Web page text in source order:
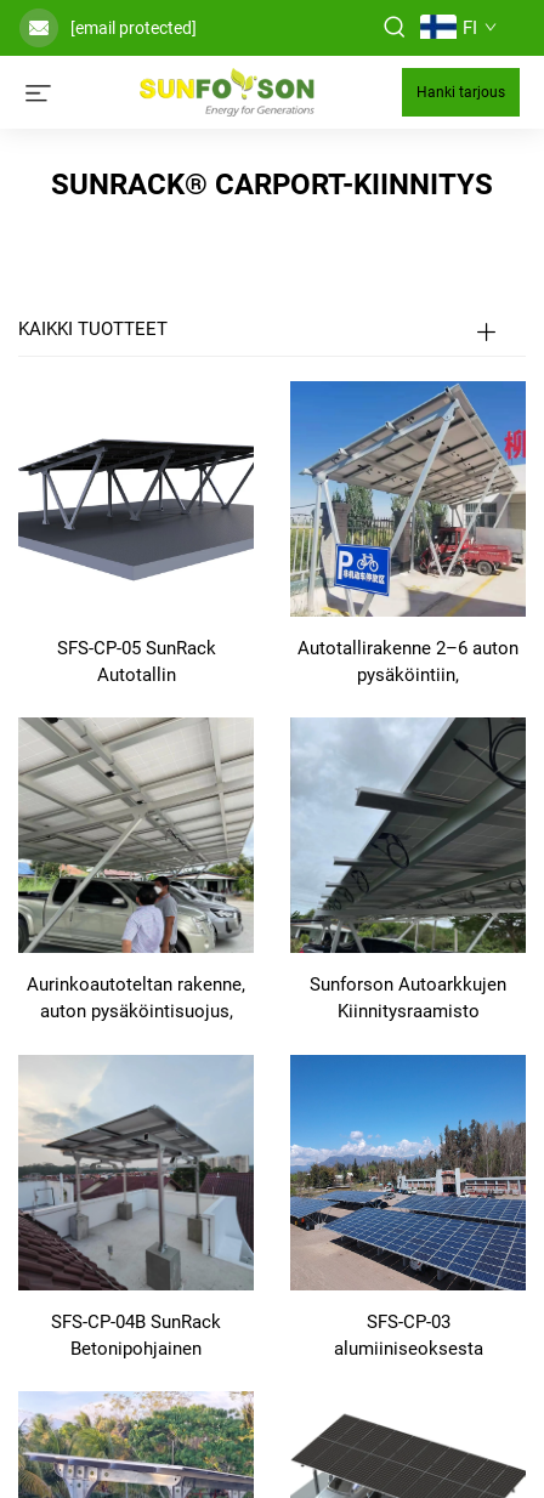
[email protected] FI
Hanki tarjous
SUNRACK® CARPORT-KIINNITYS
KAIKKI TUOTTEET
SFS-CP-05 SunRack
Autotallin
Autotallirakenne 2–6 auton
pysäköintiin,
autotallipergola,
aurinkoautotallin kiinnikkeet
Aurinkoautoteltan rakenne,
auton pysäköintisuojus,
aurinkoauton kehikko,
helppokäyttöinen
asennussuunnittelu,
rakennusintegroidun
aurinkosähkön (BIPV)
autoteltta
Sunforson Autoarkkujen
Kiinnitysraamisto
SFS-CP-04B SunRack
Betonipohjainen
SFS-CP-03
alumiiniseoksesta